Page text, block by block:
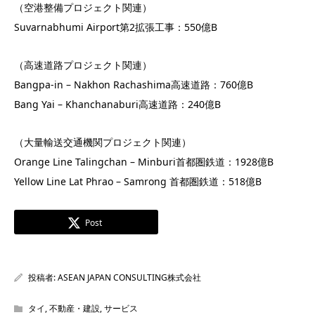
（空港整備プロジェクト関連）
Suvarnabhumi Airport第2拡張工事：550億B
（高速道路プロジェクト関連）
Bangpa-in – Nakhon Rachashima高速道路：760億B
Bang Yai – Khanchanaburi高速道路：240億B
（大量輸送交通機関プロジェクト関連）
Orange Line Talingchan – Minburi首都圏鉄道：1928億B
Yellow Line Lat Phrao – Samrong 首都圏鉄道：518億B
Post
投稿者:ASEAN JAPAN CONSULTING株式会社
タイ,不動産・建設,サービス